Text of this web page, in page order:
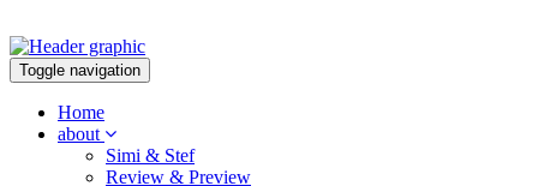
Toggle navigation
Home
about
Simi & Stef
Review & Preview